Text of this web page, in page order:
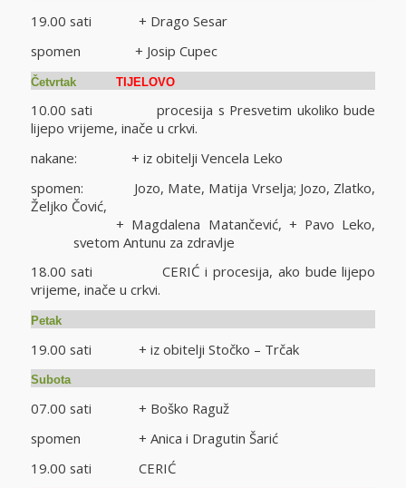
19.00 sati + Drago Sesar
spomen + Josip Cupec
Četvrtak TIJELOVO
10.00 sati procesija s Presvetim ukoliko bude
lijepo vrijeme, inače u crkvi.
nakane: + iz obitelji Vencela Leko
spomen: Jozo, Mate, Matija Vrselja; Jozo, Zlatko,
Željko Čović,
+ Magdalena Matančević, + Pavo Leko,
svetom Antunu za zdravlje
18.00 sati CERIĆ i procesija, ako bude lijepo
vrijeme, inače u crkvi.
Petak
19.00 sati + iz obitelji Stočko – Trčak
Subota
07.00 sati + Boško Raguž
spomen + Anica i Dragutin Šarić
19.00 sati CERIĆ